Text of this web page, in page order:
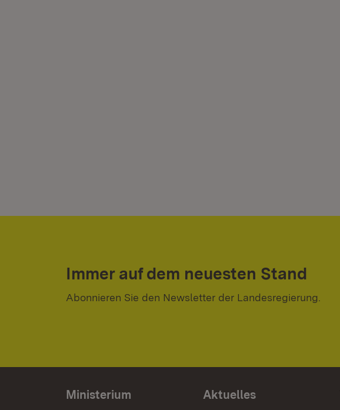
Immer auf dem neuesten Stand
Abonnieren Sie den Newsletter der Landesregierung.
Ministerium Aktuelles